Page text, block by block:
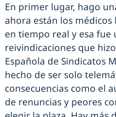
En primer lugar, hago
ahora están los
en tiempo real y esa fue
reivindicaciones que
Española de Sindicatos
hecho de ser solo
consecuencias como el
de renuncias y peores